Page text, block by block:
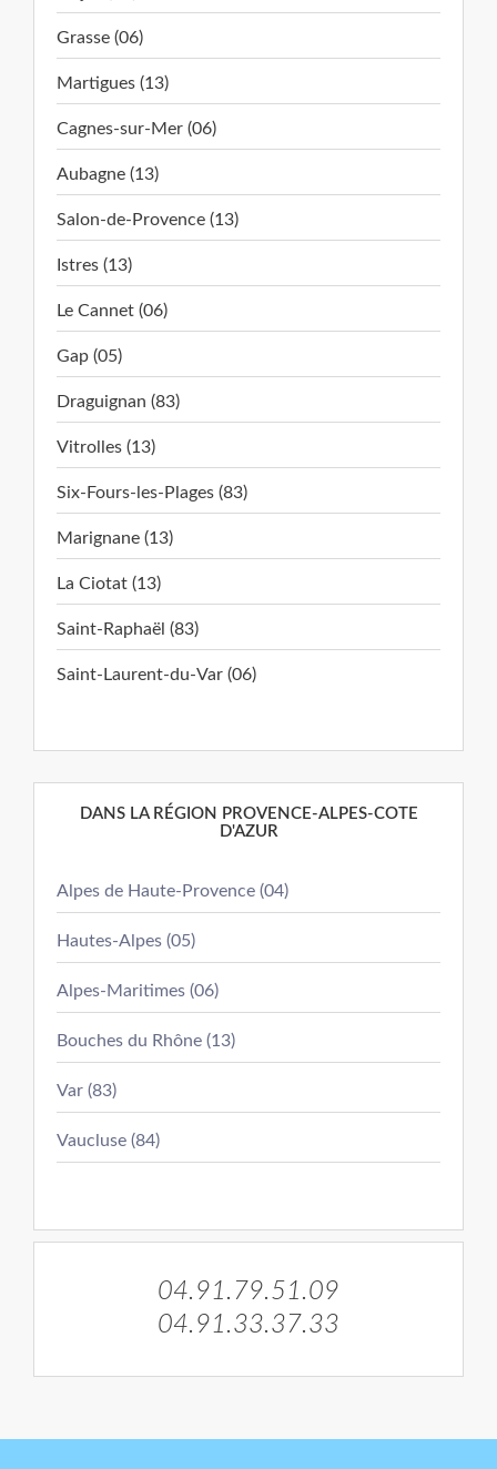
Grasse (06)
Martigues (13)
Cagnes-sur-Mer (06)
Aubagne (13)
Salon-de-Provence (13)
Istres (13)
Le Cannet (06)
Gap (05)
Draguignan (83)
Vitrolles (13)
Six-Fours-les-Plages (83)
Marignane (13)
La Ciotat (13)
Saint-Raphaël (83)
Saint-Laurent-du-Var (06)
DANS LA RÉGION PROVENCE-ALPES-COTE
D'AZUR
Alpes de Haute-Provence (04)
Hautes-Alpes (05)
Alpes-Maritimes (06)
Bouches du Rhône (13)
Var (83)
Vaucluse (84)
04.91.79.51.09
04.91.33.37.33